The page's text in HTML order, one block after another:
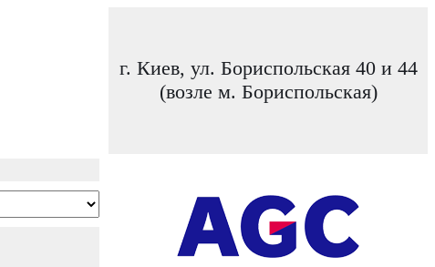
г. Киев, ул. Бориспольская 40 и 44
(возле м. Бориспольская)